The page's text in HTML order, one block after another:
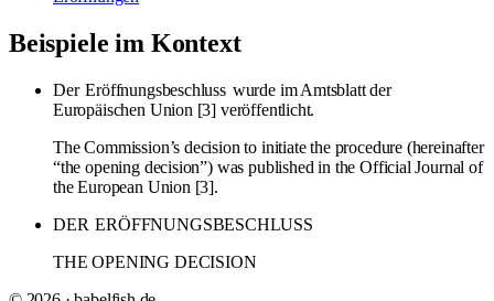
Beispiele im Kontext
Der Eröffnungsbeschluss wurde im Amtsblatt der
Europäischen Union [3] veröffentlicht.
The Commission’s decision to initiate the procedure (hereinafter
“the opening decision”) was published in the Official Journal of
the European Union [3].
DER ERÖFFNUNGSBESCHLUSS
THE OPENING DECISION